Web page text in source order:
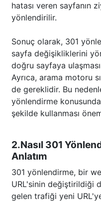
hatası veren sayfanın
yönlendirilir.
Sonuç olarak, 301
sayfa değişikliklerini
doğru sayfaya
Ayrıca, arama motoru
de gereklidir. Bu
yönlendirme
şekilde kullanması
2.Nasıl 301
Anlatım
301 yönlendirme, bir
URL'sinin değiştirildiği
gelen trafiği yeni